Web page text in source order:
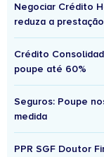
Negociar Crédito
reduza a
Crédito
poupe até 60%
Seguros: Poupe
medida
PPR SGF Doutor